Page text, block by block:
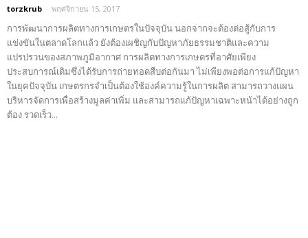
torzkrub - พฤศจิกายน 15, 2017
การพัฒนาการผลิตทางการเกษตรในปัจจุบัน นอกจากจะต้องต่อสู้กับการ
แข่งขันในตลาดโลกแล้ว ยังต้องเผชิญกับปัญหาภัยธรรมชาติและความ
แปรปรวนของสภาพภูมิอากาศ การผลิตทางการเกษตรที่อาศัยเพียง
ประสบการณ์เดิมซึ่งได้รับการถ่ายทอดสืบต่อกันมา ไม่เพียงพอต่อการแก้ปัญหา
ในยุคปัจจุบัน เกษตรกรจำเป็นต้องใช้องค์ความรู้ในการผลิต สามารถวางแผน
บริหารจัดการเพื่อสร้างมูลค่าเพิ่ม และสามารถแก้ปัญหาเฉพาะหน้าได้อย่างถูก
ต้อง รวดเร็ว...